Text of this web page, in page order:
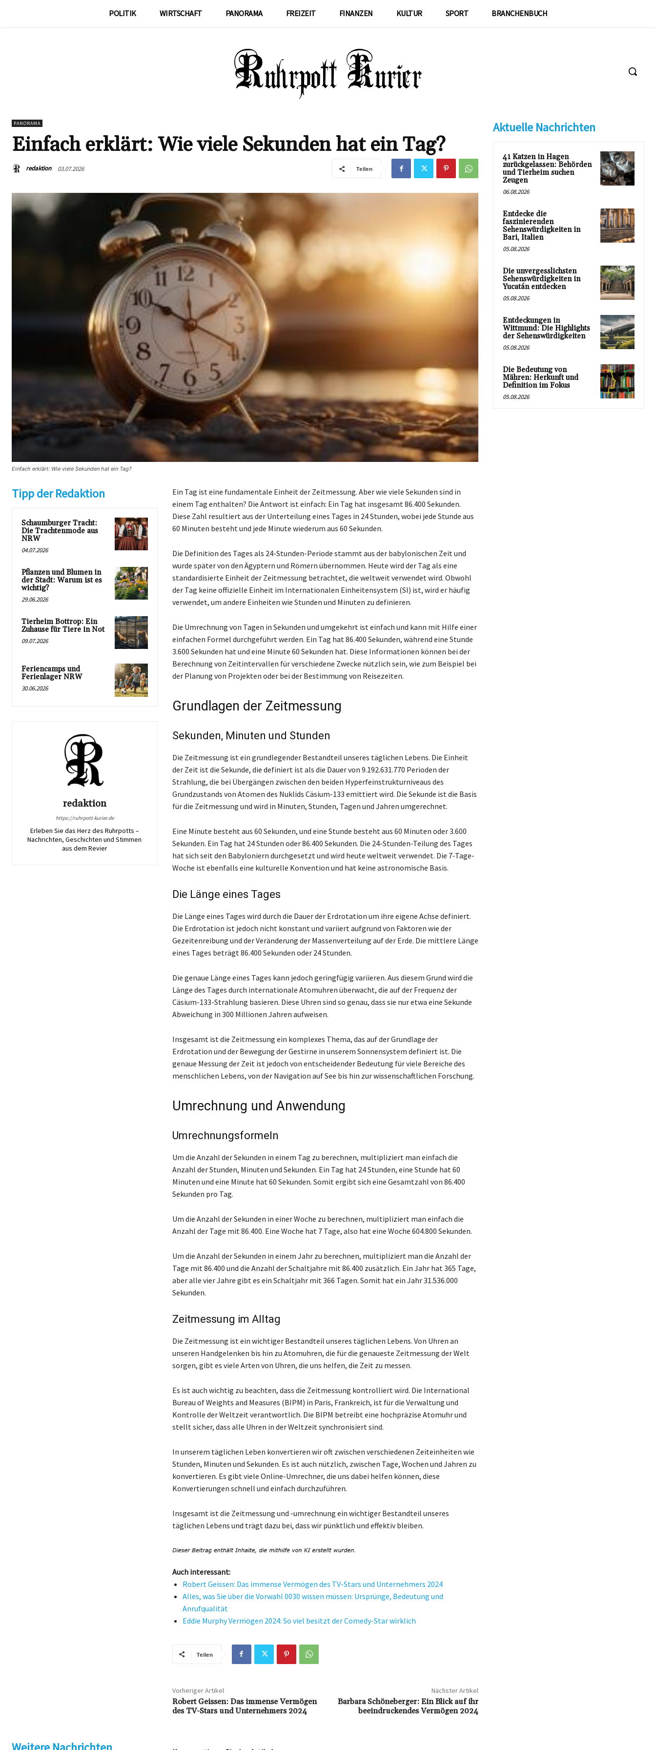
POLITIK WIRTSCHAFT PANORAMA FREIZEIT FINANZEN KULTUR SPORT BRANCHENBUCH
PANORAMA
Einfach erklärt: Wie viele Sekunden hat ein Tag?
redaktion 03.07.2026 Teilen
Einfach erklärt: Wie viele Sekunden hat ein Tag?
Tipp der Redaktion
Schaumburger Tracht:
Die Trachtenmode aus
NRW
04.07.2026
Pflanzen und Blumen in
der Stadt: Warum ist es
wichtig?
29.06.2026
Tierheim Bottrop: Ein
Zuhause für Tiere in Not
09.07.2026
Feriencamps und
Ferienlager NRW
30.06.2026
redaktion
https://ruhrpott-kurier.de
Erleben Sie das Herz des Ruhrpotts –
Nachrichten, Geschichten und Stimmen
aus dem Revier
Ein Tag ist eine fundamentale Einheit der Zeitmessung. Aber wie viele Sekunden sind in
einem Tag enthalten? Die Antwort ist einfach: Ein Tag hat insgesamt 86.400 Sekunden.
Diese Zahl resultiert aus der Unterteilung eines Tages in 24 Stunden, wobei jede Stunde aus
60 Minuten besteht und jede Minute wiederum aus 60 Sekunden.
Die Definition des Tages als 24-Stunden-Periode stammt aus der babylonischen Zeit und
wurde später von den Ägyptern und Römern übernommen. Heute wird der Tag als eine
standardisierte Einheit der Zeitmessung betrachtet, die weltweit verwendet wird. Obwohl
der Tag keine offizielle Einheit im Internationalen Einheitensystem (SI) ist, wird er häufig
verwendet, um andere Einheiten wie Stunden und Minuten zu definieren.
Die Umrechnung von Tagen in Sekunden und umgekehrt ist einfach und kann mit Hilfe einer
einfachen Formel durchgeführt werden. Ein Tag hat 86.400 Sekunden, während eine Stunde
3.600 Sekunden hat und eine Minute 60 Sekunden hat. Diese Informationen können bei der
Berechnung von Zeitintervallen für verschiedene Zwecke nützlich sein, wie zum Beispiel bei
der Planung von Projekten oder bei der Bestimmung von Reisezeiten.
Grundlagen der Zeitmessung
Sekunden, Minuten und Stunden
Die Zeitmessung ist ein grundlegender Bestandteil unseres täglichen Lebens. Die Einheit
der Zeit ist die Sekunde, die definiert ist als die Dauer von 9.192.631.770 Perioden der
Strahlung, die bei Übergängen zwischen den beiden Hyperfeinstrukturniveaus des
Grundzustands von Atomen des Nuklids Cäsium-133 emittiert wird. Die Sekunde ist die Basis
für die Zeitmessung und wird in Minuten, Stunden, Tagen und Jahren umgerechnet.
Eine Minute besteht aus 60 Sekunden, und eine Stunde besteht aus 60 Minuten oder 3.600
Sekunden. Ein Tag hat 24 Stunden oder 86.400 Sekunden. Die 24-Stunden-Teilung des Tages
hat sich seit den Babyloniern durchgesetzt und wird heute weltweit verwendet. Die 7-Tage-
Woche ist ebenfalls eine kulturelle Konvention und hat keine astronomische Basis.
Die Länge eines Tages
Die Länge eines Tages wird durch die Dauer der Erdrotation um ihre eigene Achse definiert.
Die Erdrotation ist jedoch nicht konstant und variiert aufgrund von Faktoren wie der
Gezeitenreibung und der Veränderung der Massenverteilung auf der Erde. Die mittlere Länge
eines Tages beträgt 86.400 Sekunden oder 24 Stunden.
Die genaue Länge eines Tages kann jedoch geringfügig variieren. Aus diesem Grund wird die
Länge des Tages durch internationale Atomuhren überwacht, die auf der Frequenz der
Cäsium-133-Strahlung basieren. Diese Uhren sind so genau, dass sie nur etwa eine Sekunde
Abweichung in 300 Millionen Jahren aufweisen.
Insgesamt ist die Zeitmessung ein komplexes Thema, das auf der Grundlage der
Erdrotation und der Bewegung der Gestirne in unserem Sonnensystem definiert ist. Die
genaue Messung der Zeit ist jedoch von entscheidender Bedeutung für viele Bereiche des
menschlichen Lebens, von der Navigation auf See bis hin zur wissenschaftlichen Forschung.
Umrechnung und Anwendung
Umrechnungsformeln
Um die Anzahl der Sekunden in einem Tag zu berechnen, multipliziert man einfach die
Anzahl der Stunden, Minuten und Sekunden. Ein Tag hat 24 Stunden, eine Stunde hat 60
Minuten und eine Minute hat 60 Sekunden. Somit ergibt sich eine Gesamtzahl von 86.400
Sekunden pro Tag.
Um die Anzahl der Sekunden in einer Woche zu berechnen, multipliziert man einfach die
Anzahl der Tage mit 86.400. Eine Woche hat 7 Tage, also hat eine Woche 604.800 Sekunden.
Um die Anzahl der Sekunden in einem Jahr zu berechnen, multipliziert man die Anzahl der
Tage mit 86.400 und die Anzahl der Schaltjahre mit 86.400 zusätzlich. Ein Jahr hat 365 Tage,
aber alle vier Jahre gibt es ein Schaltjahr mit 366 Tagen. Somit hat ein Jahr 31.536.000
Sekunden.
Zeitmessung im Alltag
Die Zeitmessung ist ein wichtiger Bestandteil unseres täglichen Lebens. Von Uhren an
unseren Handgelenken bis hin zu Atomuhren, die für die genaueste Zeitmessung der Welt
sorgen, gibt es viele Arten von Uhren, die uns helfen, die Zeit zu messen.
Es ist auch wichtig zu beachten, dass die Zeitmessung kontrolliert wird. Die International
Bureau of Weights and Measures (BIPM) in Paris, Frankreich, ist für die Verwaltung und
Kontrolle der Weltzeit verantwortlich. Die BIPM betreibt eine hochpräzise Atomuhr und
stellt sicher, dass alle Uhren in der Weltzeit synchronisiert sind.
In unserem täglichen Leben konvertieren wir oft zwischen verschiedenen Zeiteinheiten wie
Stunden, Minuten und Sekunden. Es ist auch nützlich, zwischen Tage, Wochen und Jahren zu
konvertieren. Es gibt viele Online-Umrechner, die uns dabei helfen können, diese
Konvertierungen schnell und einfach durchzuführen.
Insgesamt ist die Zeitmessung und -umrechnung ein wichtiger Bestandteil unseres
täglichen Lebens und trägt dazu bei, dass wir pünktlich und effektiv bleiben.
Auch interessant:
Robert Geissen: Das immense Vermögen des TV-Stars und Unternehmers 2024
Alles, was Sie über die Vorwahl 0030 wissen müssen: Ursprünge, Bedeutung und
Anrufqualität
Eddie Murphy Vermögen 2024: So viel besitzt der Comedy-Star wirklich
Teilen
Vorheriger Artikel
Robert Geissen: Das immense Vermögen
des TV-Stars und Unternehmers 2024
Nächster Artikel
Barbara Schöneberger: Ein Blick auf ihr
beeindruckendes Vermögen 2024
Aktuelle Nachrichten
41 Katzen in Hagen
zurückgelassen: Behörden
und Tierheim suchen
Zeugen
06.08.2026
Entdecke die
faszinierenden
Sehenswürdigkeiten in
Bari, Italien
05.08.2026
Die unvergesslichsten
Sehenswürdigkeiten in
Yucatán entdecken
05.08.2026
Entdeckungen in
Wittmund: Die Highlights
der Sehenswürdigkeiten
05.08.2026
Die Bedeutung von
Mähren: Herkunft und
Definition im Fokus
05.08.2026